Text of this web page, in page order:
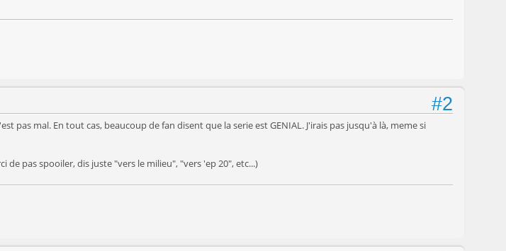
#2
pas mal. En tout cas, beaucoup de fan disent que la serie est GENIAL. J'irais pas jusqu'à là, meme si
pas spooiler, dis juste "vers le milieu", "vers 'ep 20", etc...)